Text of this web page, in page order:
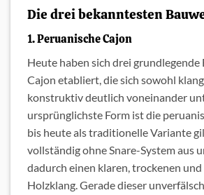
Die drei bekanntesten
1. Peruanische Cajon
Heute haben sich drei grundlegende
Cajon etabliert, die sich sowohl
konstruktiv deutlich voneinander
ursprünglichste Form ist die
bis heute als traditionelle Variante
vollständig ohne Snare-System aus
dadurch einen klaren, trockenen
Holzklang. Gerade dieser